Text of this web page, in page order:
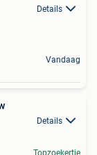
Details
Vandaag
Details